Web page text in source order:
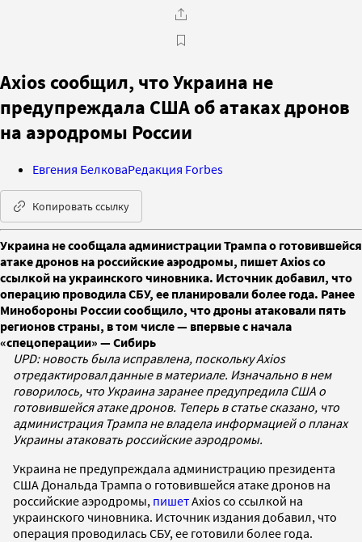
Axios сообщил, что Украина не
предупреждала США об атаках дронов
на аэродромы России
Евгения БелковаРедакция Forbes
Копировать ссылку
Украина не сообщала администрации Трампа о готовившейся
атаке дронов на российские аэродромы, пишет Axios со
ссылкой на украинского чиновника. Источник добавил, что
операцию проводила СБУ, ее планировали более года. Ранее
Минобороны России сообщило, что дроны атаковали пять
регионов страны, в том числе — впервые с начала
«спецоперации» — Сибирь
UPD: новость была исправлена, поскольку Axios
отредактировал данные в материале. Изначально в нем
говорилось, что Украина заранее предупредила США о
готовившейся атаке дронов. Теперь в статье сказано, что
администрация Трампа не владела информацией о планах
Украины атаковать российские аэродромы.
Украина не предупреждала администрацию президента
США Дональда Трампа о готовившейся атаке дронов на
российские аэродромы, пишетAxios со ссылкой на
украинского чиновника. Источник издания добавил, что
операция проводилась СБУ, ее готовили более года.